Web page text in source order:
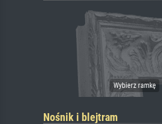
Nośnik i blejtram